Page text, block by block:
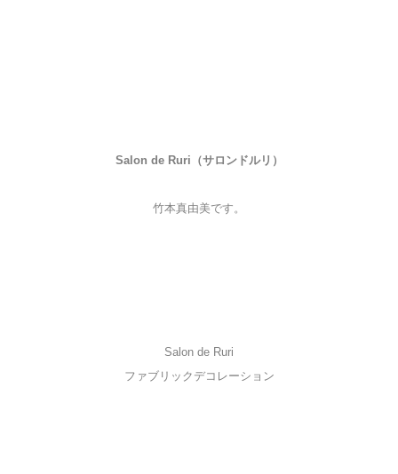
Salon de Ruri（サロンドルリ）
竹本真由美です。
Salon de Ruri
ファブリックデコレーション